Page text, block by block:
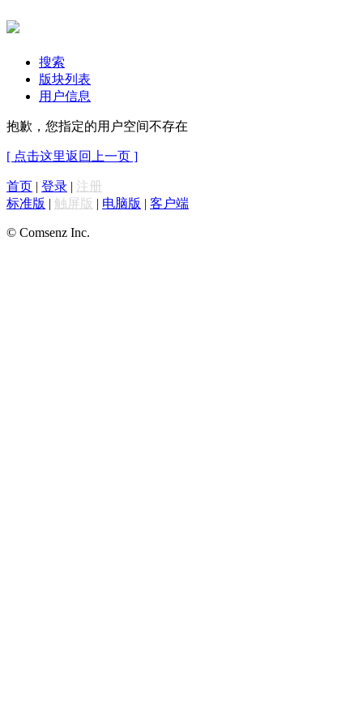
搜索
版块列表
用户信息
抱歉，您指定的用户空间不存在
[ 点击这里返回上一页 ]
首页 | 登录 | 注册
标准版 | 触屏版 | 电脑版 | 客户端
© Comsenz Inc.